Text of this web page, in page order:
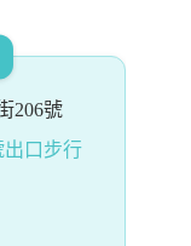
206號
出口步行